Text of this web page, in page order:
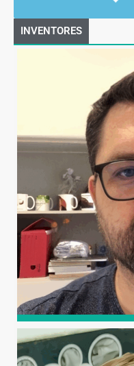
INVENTORES
DANIEL